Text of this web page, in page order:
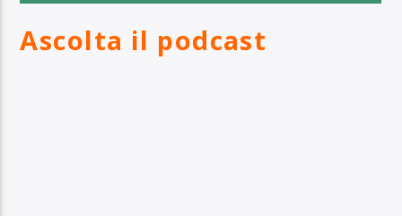
Ascolta il podcast